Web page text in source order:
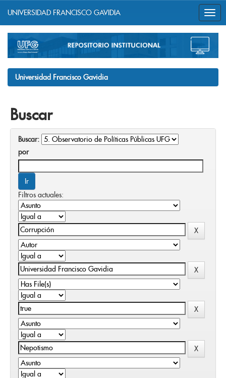
navigation
UNIVERSIDAD FRANCISCO GAVIDIA
Universidad Francisco Gavidia
Buscar
Buscar:
por
Filtros actuales: